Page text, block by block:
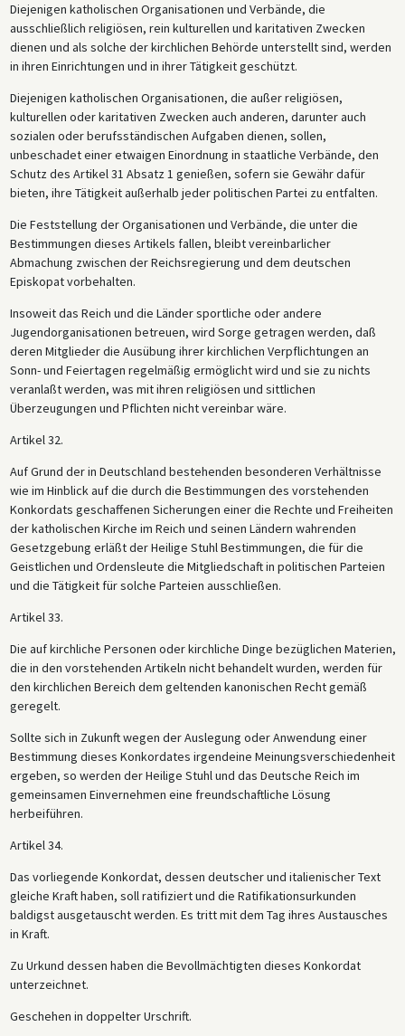
Diejenigen katholischen Organisationen und Verbände, die
ausschließlich religiösen, rein kulturellen und karitativen Zwecken
dienen und als solche der kirchlichen Behörde unterstellt sind, werden
in ihren Einrichtungen und in ihrer Tätigkeit geschützt.
Diejenigen katholischen Organisationen, die außer religiösen,
kulturellen oder karitativen Zwecken auch anderen, darunter auch
sozialen oder berufsständischen Aufgaben dienen, sollen,
unbeschadet einer etwaigen Einordnung in staatliche Verbände, den
Schutz des Artikel 31 Absatz 1 genießen, sofern sie Gewähr dafür
bieten, ihre Tätigkeit außerhalb jeder politischen Partei zu entfalten.
Die Feststellung der Organisationen und Verbände, die unter die
Bestimmungen dieses Artikels fallen, bleibt vereinbarlicher
Abmachung zwischen der Reichsregierung und dem deutschen
Episkopat vorbehalten.
Insoweit das Reich und die Länder sportliche oder andere
Jugendorganisationen betreuen, wird Sorge getragen werden, daß
deren Mitglieder die Ausübung ihrer kirchlichen Verpflichtungen an
Sonn- und Feiertagen regelmäßig ermöglicht wird und sie zu nichts
veranlaßt werden, was mit ihren religiösen und sittlichen
Überzeugungen und Pflichten nicht vereinbar wäre.
Artikel 32.
Auf Grund der in Deutschland bestehenden besonderen Verhältnisse
wie im Hinblick auf die durch die Bestimmungen des vorstehenden
Konkordats geschaffenen Sicherungen einer die Rechte und Freiheiten
der katholischen Kirche im Reich und seinen Ländern wahrenden
Gesetzgebung erläßt der Heilige Stuhl Bestimmungen, die für die
Geistlichen und Ordensleute die Mitgliedschaft in politischen Parteien
und die Tätigkeit für solche Parteien ausschließen.
Artikel 33.
Die auf kirchliche Personen oder kirchliche Dinge bezüglichen Materien,
die in den vorstehenden Artikeln nicht behandelt wurden, werden für
den kirchlichen Bereich dem geltenden kanonischen Recht gemäß
geregelt.
Sollte sich in Zukunft wegen der Auslegung oder Anwendung einer
Bestimmung dieses Konkordates irgendeine Meinungsverschiedenheit
ergeben, so werden der Heilige Stuhl und das Deutsche Reich im
gemeinsamen Einvernehmen eine freundschaftliche Lösung
herbeiführen.
Artikel 34.
Das vorliegende Konkordat, dessen deutscher und italienischer Text
gleiche Kraft haben, soll ratifiziert und die Ratifikationsurkunden
baldigst ausgetauscht werden. Es tritt mit dem Tag ihres Austausches
in Kraft.
Zu Urkund dessen haben die Bevollmächtigten dieses Konkordat
unterzeichnet.
Geschehen in doppelter Urschrift.